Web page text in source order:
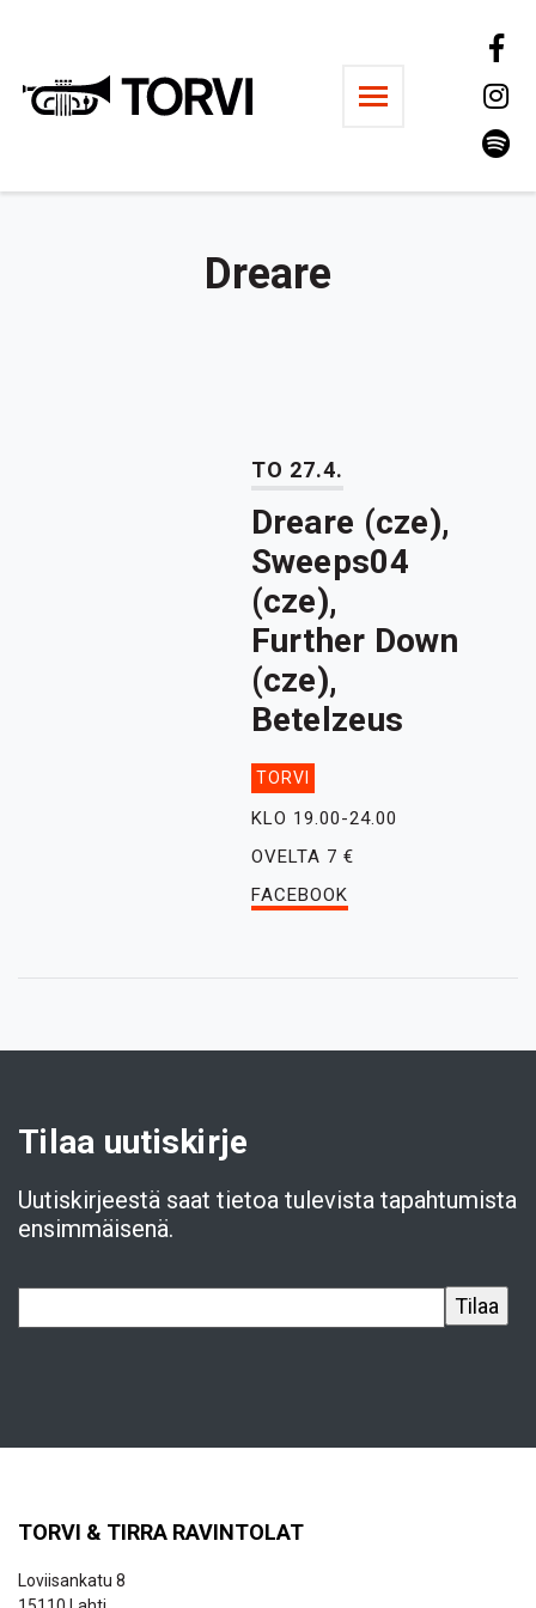
Ravintola Torvi
Dreare
TO 27.4.
Dreare (cze),
Sweeps04
(cze),
Further Down
(cze),
Betelzeus
TORVI
KLO 19.00-24.00
OVELTA 7 €
FACEBOOK
Tilaa uutiskirje
Uutiskirjeestä saat tietoa tulevista tapahtumista
ensimmäisenä.
TORVI & TIRRA RAVINTOLAT
Loviisankatu 8